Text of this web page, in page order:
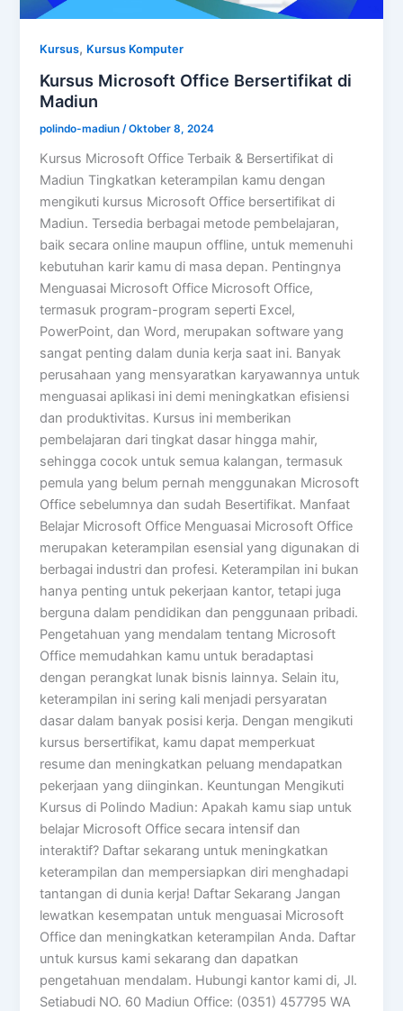
Kursus, Kursus Komputer
Kursus Microsoft Office Bersertifikat di
Madiun
polindo-madiun/Oktober 8, 2024
Kursus Microsoft Office Terbaik & Bersertifikat di
Madiun Tingkatkan keterampilan kamu dengan
mengikuti kursus Microsoft Office bersertifikat di
Madiun. Tersedia berbagai metode pembelajaran,
baik secara online maupun offline, untuk memenuhi
kebutuhan karir kamu di masa depan. Pentingnya
Menguasai Microsoft Office Microsoft Office,
termasuk program-program seperti Excel,
PowerPoint, dan Word, merupakan software yang
sangat penting dalam dunia kerja saat ini. Banyak
perusahaan yang mensyaratkan karyawannya untuk
menguasai aplikasi ini demi meningkatkan efisiensi
dan produktivitas. Kursus ini memberikan
pembelajaran dari tingkat dasar hingga mahir,
sehingga cocok untuk semua kalangan, termasuk
pemula yang belum pernah menggunakan Microsoft
Office sebelumnya dan sudah Besertifikat. Manfaat
Belajar Microsoft Office Menguasai Microsoft Office
merupakan keterampilan esensial yang digunakan di
berbagai industri dan profesi. Keterampilan ini bukan
hanya penting untuk pekerjaan kantor, tetapi juga
berguna dalam pendidikan dan penggunaan pribadi.
Pengetahuan yang mendalam tentang Microsoft
Office memudahkan kamu untuk beradaptasi
dengan perangkat lunak bisnis lainnya. Selain itu,
keterampilan ini sering kali menjadi persyaratan
dasar dalam banyak posisi kerja. Dengan mengikuti
kursus bersertifikat, kamu dapat memperkuat
resume dan meningkatkan peluang mendapatkan
pekerjaan yang diinginkan. Keuntungan Mengikuti
Kursus di Polindo Madiun: Apakah kamu siap untuk
belajar Microsoft Office secara intensif dan
interaktif? Daftar sekarang untuk meningkatkan
keterampilan dan mempersiapkan diri menghadapi
tantangan di dunia kerja! Daftar Sekarang Jangan
lewatkan kesempatan untuk menguasai Microsoft
Office dan meningkatkan keterampilan Anda. Daftar
untuk kursus kami sekarang dan dapatkan
pengetahuan mendalam. Hubungi kantor kami di, Jl.
Setiabudi NO. 60 Madiun Office: (0351) 457795 WA